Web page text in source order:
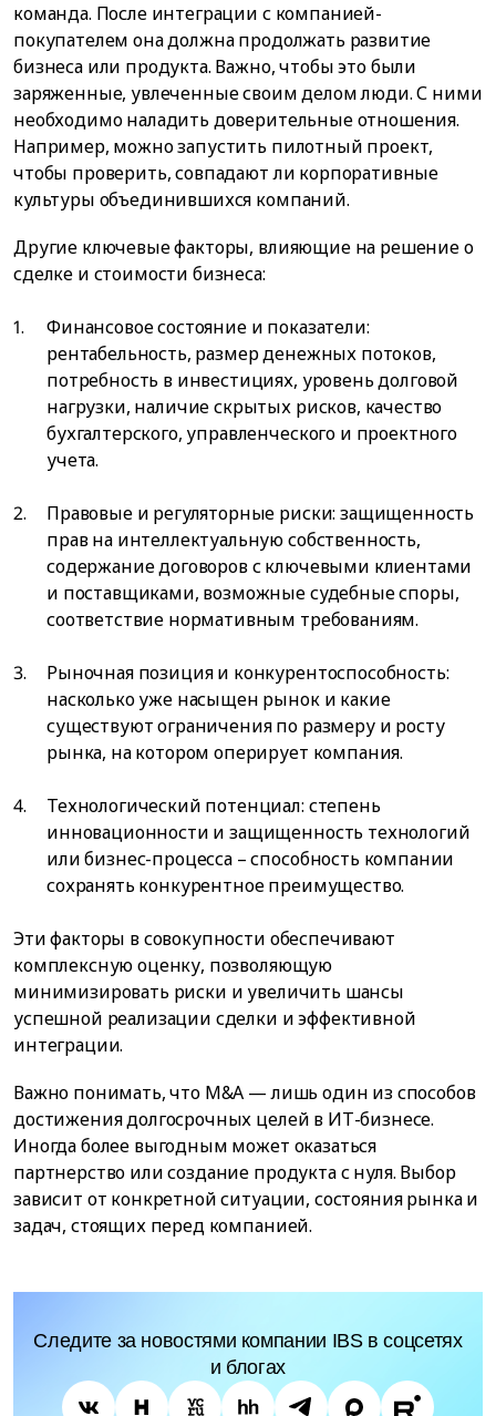
команда. После интеграции с компанией-
покупателем она должна продолжать развитие
бизнеса или продукта. Важно, чтобы это были
заряженные, увлеченные своим делом люди. С ними
необходимо наладить доверительные отношения.
Например, можно запустить пилотный проект,
чтобы проверить, совпадают ли корпоративные
культуры объединившихся компаний.
Другие ключевые факторы, влияющие на решение о
сделке и стоимости бизнеса:
Финансовое состояние и показатели:
рентабельность, размер денежных потоков,
потребность в инвестициях, уровень долговой
нагрузки, наличие скрытых рисков, качество
бухгалтерского, управленческого и проектного
учета.
Правовые и регуляторные риски: защищенность
прав на интеллектуальную собственность,
содержание договоров с ключевыми клиентами
и поставщиками, возможные судебные споры,
соответствие нормативным требованиям.
Рыночная позиция и конкурентоспособность:
насколько уже насыщен рынок и какие
существуют ограничения по размеру и росту
рынка, на котором оперирует компания.
Технологический потенциал: степень
инновационности и защищенность технологий
или бизнес-процесса – способность компании
сохранять конкурентное преимущество.
Эти факторы в совокупности обеспечивают
комплексную оценку, позволяющую
минимизировать риски и увеличить шансы
успешной реализации сделки и эффективной
интеграции.
Важно понимать, что M&A — лишь один из способов
достижения долгосрочных целей в ИТ-бизнесе.
Иногда более выгодным может оказаться
партнерство или создание продукта с нуля. Выбор
зависит от конкретной ситуации, состояния рынка и
задач, стоящих перед компанией.
Следите за новостями компании IBS в соцсетях
и блогах